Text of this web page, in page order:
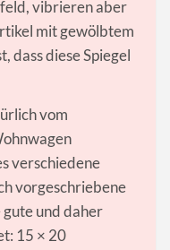
vibrieren aber
mit gewölbtem
dass diese Spiegel
vom
verschiedene
vorgeschriebene
und daher
15 × 20